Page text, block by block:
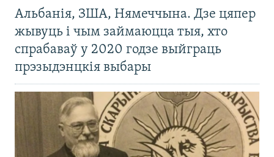
Альбанія, ЗША, Нямеччына. Дзе цяпер
жывуць і чым займаюцца тыя, хто
спрабаваў у 2020 годзе выйграць
прэзыдэнцкія выбары